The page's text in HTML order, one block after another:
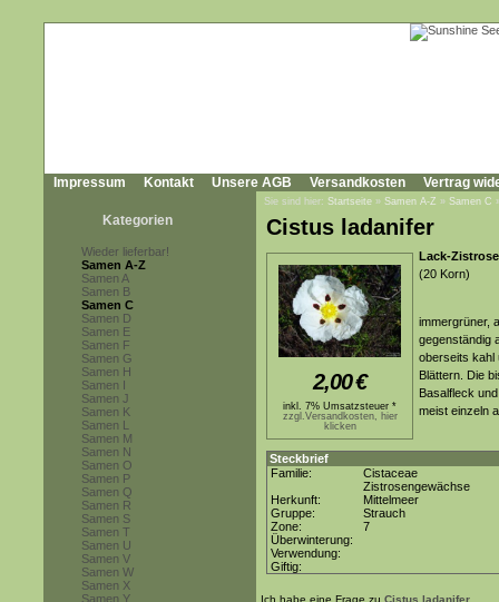
Impressum Kontakt Unsere AGB Versandkosten Vertrag
Kategorien
Wieder lieferbar!
Samen A-Z
Samen A
Samen B
Samen C
Samen D
Samen E
Samen F
Samen G
Samen H
Samen I
Samen J
Samen K
Samen L
Samen M
Samen N
Samen O
Samen P
Samen Q
Samen R
Samen S
Samen T
Samen U
Samen V
Samen W
Samen X
Samen Y
Sie sind hier: Startseite » Samen A-Z » Samen C
Cistus ladanifer
2,00€
inkl. 7% Umsatzsteuer *
zzgl.Versandkosten, hier
klicken
Lack-
(20 Korn)
immergrüner,
gegenständig
oberseits kahl
Blättern. Die
Basalfleck
meist einzeln
Steckbrief
Familie:
Cistaceae
Zistrosengewächse
Herkunft:
Mittelmeer
Gruppe:
Strauch
Zone:
7
Überwinterung:
Verwendung:
Giftig:
Ich habe eine Frage zu Cistus ladanifer